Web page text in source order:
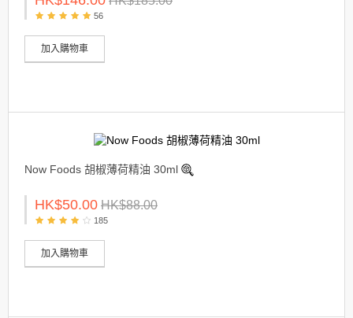
56
加入購物車
Now Foods 胡椒薄荷精油 30ml
HK$50.00 HK$88.00
185
加入購物車